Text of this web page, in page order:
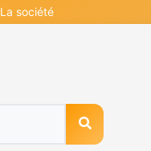
La société